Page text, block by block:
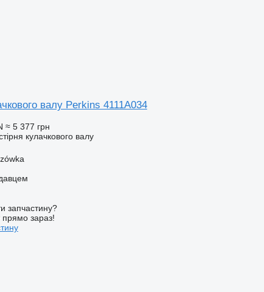
валу Perkins 4111A034
≈ 5 377 грн
кулачкового валу
запчастину?
прямо зараз!